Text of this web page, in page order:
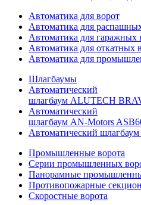
Автоматика для ворот
Автоматика для
Автоматика для гаражных
Автоматика для откатных
Автоматика для
Шлагбаумы
Автоматический
шлагбаум ALUTECH
Автоматический
шлагбаум AN-Motors
Автоматический
Промышленные ворота
Серии промышленных
Панорамные
Противопожарные
Скоростные ворота